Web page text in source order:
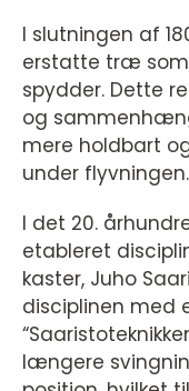
I slutningen af
erstatte træ
spydder. Dette
og
mere holdbart
under flyvningen.
I det 20.
etableret
kaster, Juho
disciplinen med
længere